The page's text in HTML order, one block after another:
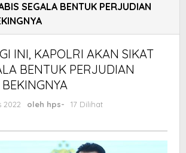
SEGALA BENTUK PERJUDIAN
INI, KAPOLRI AKAN SIKAT
BENTUK PERJUDIAN
2022 oleh hps-
17 Dilihat